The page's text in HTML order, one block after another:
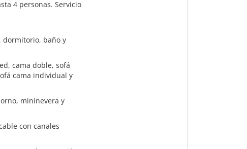
4 personas. Servicio
dormitorio, baño y
cama doble, sofá
cama individual y
mininevera y
con canales